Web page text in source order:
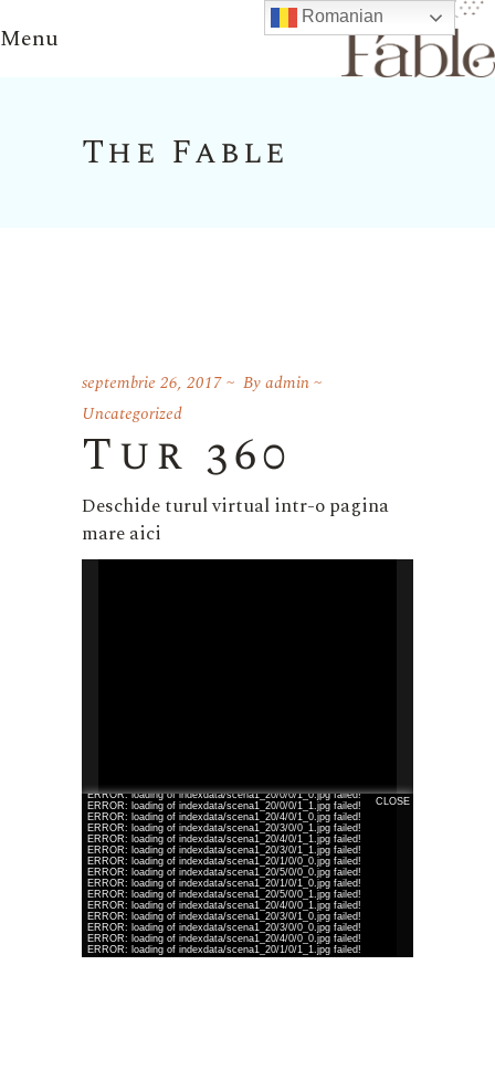
Menu
The Fable
septembrie 26, 2017 Byadmin
Uncategorized
Tur 360
Deschide turul virtual intr-o pagina
mare aici
Romanian